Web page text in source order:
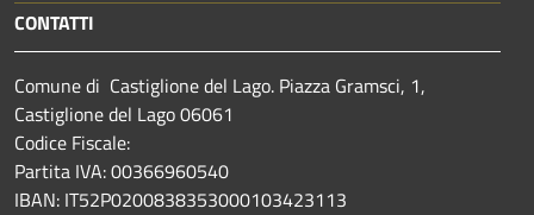
CONTATTI
Comune di Castiglione del Lago. Piazza Gramsci, 1,
Castiglione del Lago 06061
Codice Fiscale:
Partita IVA: 00366960540
IBAN: IT52P0200838353000103423113